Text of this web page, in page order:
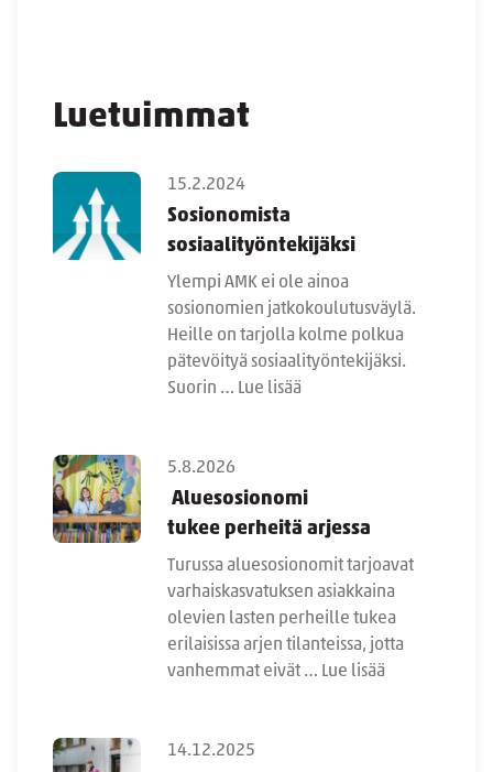
Luetuimmat
15.2.2024
Sosionomista
sosiaalityöntekijäksi
Ylempi AMK ei ole ainoa
sosionomien jatkokoulutusväylä.
Heille on tarjolla kolme polkua
pätevöityä sosiaalityöntekijäksi.
Suorin … Lue lisää
5.8.2026
Aluesosionomi
tukee perheitä arjessa
Turussa aluesosionomit tarjoavat
varhaiskasvatuksen asiakkaina
olevien lasten perheille tukea
erilaisissa arjen tilanteissa, jotta
vanhemmat eivät … Lue lisää
14.12.2025